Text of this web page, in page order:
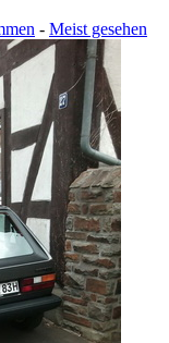
- Meist gesehen